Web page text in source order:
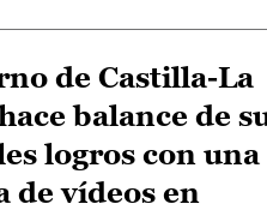
de Castilla-La
balance de
logros con una
de vídeos en